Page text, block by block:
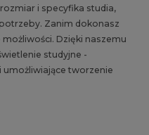
i specyfika studia,
Zanim dokonasz
Dzięki naszemu
studyjne -
tworzenie